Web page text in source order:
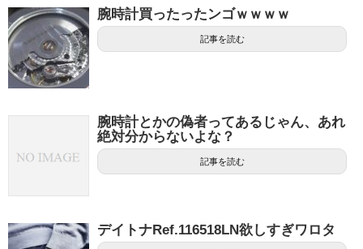
腕時計買ったったンゴｗｗｗｗ
記事を読む
腕時計とかの偽者ってあるじゃん、あれ
絶対分からないよな？
記事を読む
デイトナRef.116518LN欲しすぎワロタ